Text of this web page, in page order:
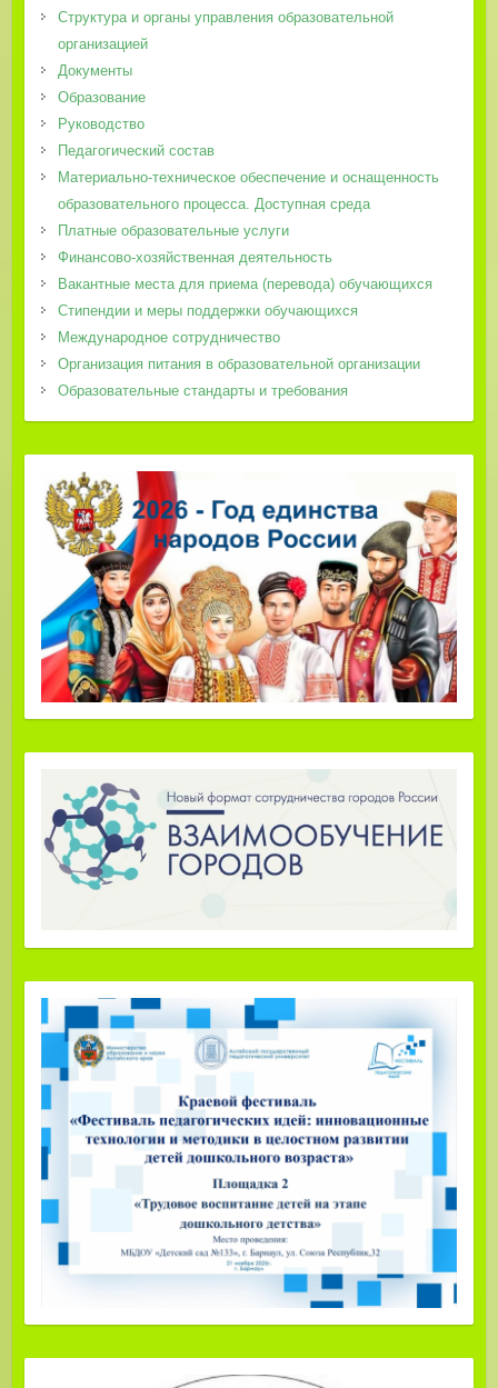
Структура и органы управления образовательной
организацией
Документы
Образование
Руководство
Педагогический состав
Материально-техническое обеспечение и оснащенность
образовательного процесса. Доступная среда
Платные образовательные услуги
Финансово-хозяйственная деятельность
Вакантные места для приема (перевода) обучающихся
Стипендии и меры поддержки обучающихся
Международное сотрудничество
Организация питания в образовательной организации
Образовательные стандарты и требования